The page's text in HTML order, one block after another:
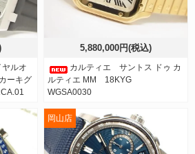
ルオ
ーキグ
5,880,000円(税込)
カルティエ サントス ドゥ カ
ルティエ MM 18KYG
WGSA0030
岡山店